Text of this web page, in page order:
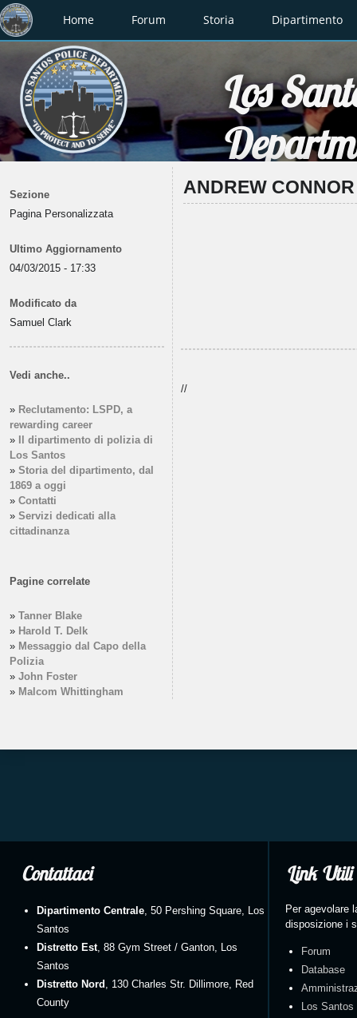
Home Forum Storia Dipartimento
Los
Sezione
Pagina Personalizzata
Ultimo Aggiornamento
04/03/2015 - 17:33
Modificato da
Samuel Clark
Vedi anche..
» Reclutamento: LSPD, a
rewarding career
» Il dipartimento di polizia di
Los Santos
» Storia del dipartimento, dal
1869 a oggi
» Contatti
» Servizi dedicati alla
cittadinanza
Pagine correlate
» Tanner Blake
» Harold T. Delk
» Messaggio dal Capo della
Polizia
» John Foster
» Malcom Whittingham
ANDREW CONNOR
//
Contattaci
Dipartimento Centrale, 50 Pershing Square, Los
Santos
Distretto Est, 88 Gym Street / Ganton, Los
Santos
Distretto Nord , 130 Charles Str. Dillimore, Red
County
Link Utili
Per agevolare
disposizione i
Forum
Database
Los Santos